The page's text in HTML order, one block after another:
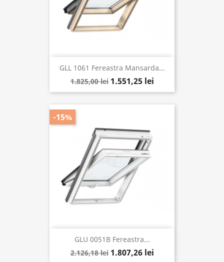
GLL 1061 Fereastra Mansarda...
1.825,00 lei 1.551,25 lei
GLU 0051B Fereastra...
2.126,18 lei 1.807,26 lei
-15%